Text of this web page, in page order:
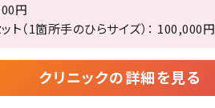
円
（1箇所手のひらサイズ）： 100,000円
クリニックの詳細を見る